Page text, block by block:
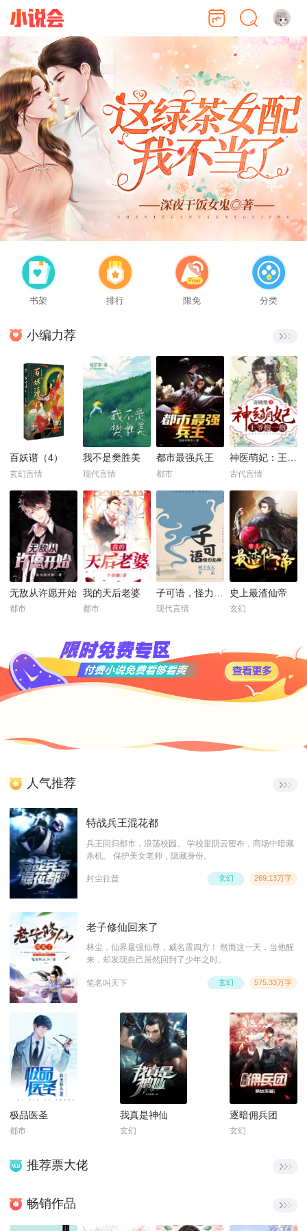
书架 排行 限免 分类
小编力荐
百妖谱（4）
玄幻言情
我不是樊胜美
现代言情
都市最强兵王
都市
神医萌妃：王爷，抱一抱！
古代言情
无敌从许愿开始
都市
我的天后老婆
都市 现代言情
史上最渣仙帝
玄幻
人气推荐
特战兵王混花都
兵王回归都市，浪荡校园。 学校里阴云密布，商场中暗藏
杀机。 保护美女老师，隐藏身份。
封尘往昔 269.13万字
玄幻
老子修仙回来了
林尘，仙界最强仙尊，威名震四方！ 然而这一天，当他醒
来，却发现自己居然回到了少年之时。
笔名叫天下 575.33万字
玄幻
极品医圣
都市
我真是神仙
玄幻
逐暗佣兵团
玄幻
推荐票大佬
畅销作品